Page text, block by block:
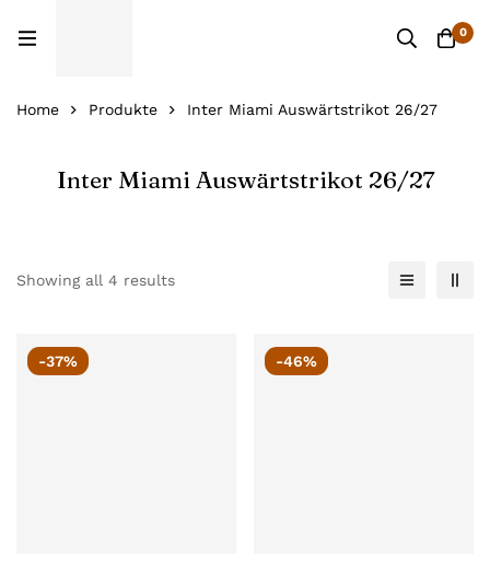
0
Home Produkte Inter Miami Auswärtstrikot 26/27
Inter Miami Auswärtstrikot 26/27
Showing all 4 results
-37% -46%